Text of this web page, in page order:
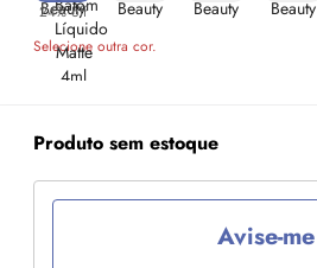
24% off
Selecione outra cor.
Produto sem estoque
Avise-me